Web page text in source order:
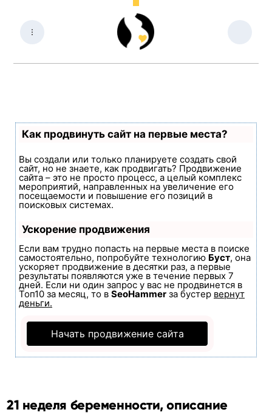
Как продвинуть сайт на первые места?
Вы создали или только планируете создать свой
сайт, но не знаете, как продвигать? Продвижение
сайта – это не просто процесс, а целый комплекс
мероприятий, направленных на увеличение его
посещаемости и повышение его позиций в
поисковых системах.
Ускорение продвижения
Если вам трудно попасть на первые места в поиске
самостоятельно, попробуйте технологию Буст, она
ускоряет продвижение в десятки раз, а первые
результаты появляются уже в течение первых 7
дней. Если ни один запрос у вас не продвинется в
Топ10 за месяц, то в SeoHammer за бустер вернут
деньги.
Начать продвижение сайта
21 неделя беременности, описание